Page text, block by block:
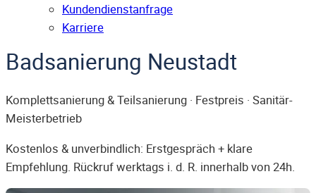
Kunden­dienst­anfrage
Karriere
Badsanierung Neustadt
Komplettsanierung & Teilsanierung · Festpreis · Sanitär-
Meisterbetrieb
Kostenlos & unverbindlich: Erstgespräch + klare
Empfehlung. Rückruf werktags i. d. R. innerhalb von 24h.